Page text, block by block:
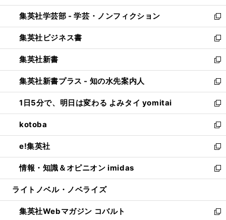
開
く
ウ
で
開
く
ン
ド
ウ
で
開
く
ウ
ィ
ン
ド
ウ
で
開
く
集英社学芸部 - 学芸・ノンフィクション
新
し
い
ウ
ィ
ン
ド
ウ
で
開
く
集英社ビジネス書
新
し
い
ウ
ィ
ン
ド
ウ
で
開
く
集英社新書
新
し
い
ウ
ィ
ン
ド
ウ
で
開
く
集英社新書プラス - 知の水先案内人
新
し
い
ウ
ィ
ン
ド
ウ
で
開
1日5分で、明日は変わる よみタイ yomitai
新
し
い
ウ
ィ
ン
ド
ウ
開
く
kotoba
新
し
い
ウ
ィ
ン
ウ
で
e!集英社
新
し
い
ウ
ン
ド
情報・知識＆オピニオン imidas
新
し
ウ
ィ
ライトノベル・ノベライズ
集英社Webマガジン コバルト
新